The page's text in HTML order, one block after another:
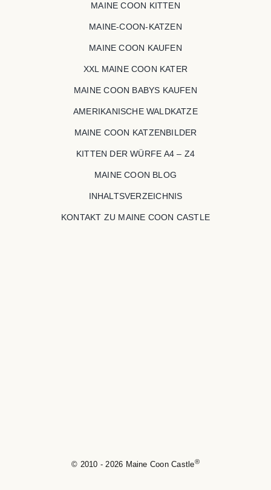
MAINE COON KITTEN
MAINE-COON-KATZEN
MAINE COON KAUFEN
XXL MAINE COON KATER
MAINE COON BABYS KAUFEN
AMERIKANISCHE WALDKATZE
MAINE COON KATZENBILDER
KITTEN DER WÜRFE A4 – Z4
MAINE COON BLOG
INHALTSVERZEICHNIS
KONTAKT ZU MAINE COON CASTLE
© 2010 - 2026 Maine Coon Castle®